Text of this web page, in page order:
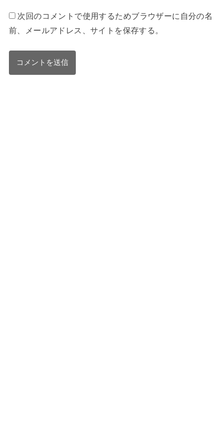
次回のコメントで使用するためブラウザーに自分の名
前、メールアドレス、サイトを保存する。